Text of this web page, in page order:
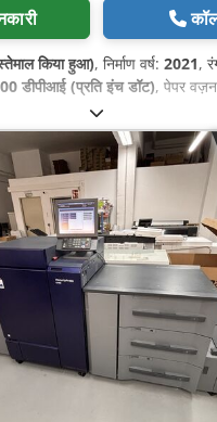
किया हुआ), निर्माण वर्ष: 2021,
डीपीआई (प्रति इंच डॉट), पेपर
450 ग्राम/मी²
ऊँचाई:1,200 मिमी, फीडिंग